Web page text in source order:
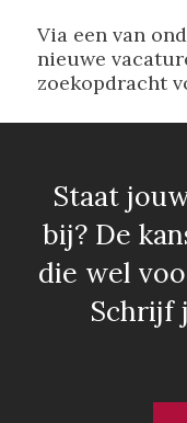
Via een van
nieuwe
zoekopdracht
Staat
bij? De
die wel
Schrijf